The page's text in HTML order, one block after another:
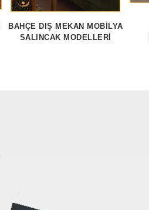
BAHÇE DIŞ MEKAN MOBILYA
SALINCAK MODELLERI